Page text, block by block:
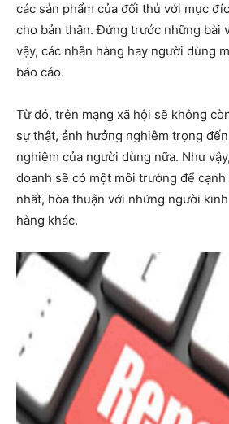
các sản phẩm của đối thủ với mục
cho bản thân. Đứng trước những bài
vậy, các nhãn hàng hay người dùng
báo cáo.
Từ đó, trên mạng xã hội sẽ không
sự thật, ảnh hưởng nghiêm trọng
nghiệm của người dùng nữa. Như
doanh sẽ có một môi trường để
nhất, hòa thuận với những người
hàng khác.